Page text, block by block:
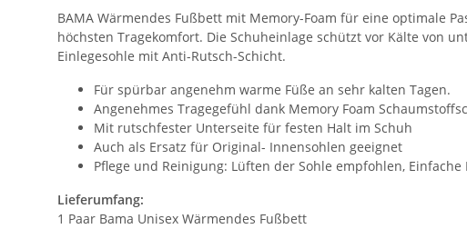
BAMA Wärmendes Fußbett mit Memory-Foam für eine optimale
höchsten Tragekomfort. Die Schuheinlage schützt vor Kälte von
Einlegesohle mit Anti-Rutsch-Schicht.
Für spürbar angenehm warme Füße an sehr kalten Tagen.
Angenehmes Tragegefühl dank Memory Foam
Mit rutschfester Unterseite für festen Halt im Schuh
Auch als Ersatz für Original- Innensohlen geeignet
Pflege und Reinigung: Lüften der Sohle empfohlen,
Lieferumfang:
1 Paar Bama Unisex Wärmendes Fußbett